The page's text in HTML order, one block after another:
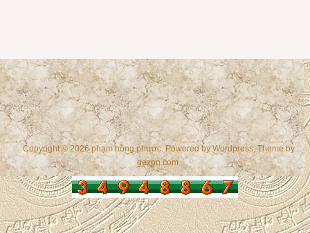
Copyright © 2026 phạm hồng phước. Powered byWordpress, Theme by
gazpo.com.